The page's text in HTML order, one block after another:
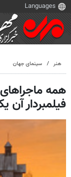
هنر سینمای جهان
همه
فیلمبردار